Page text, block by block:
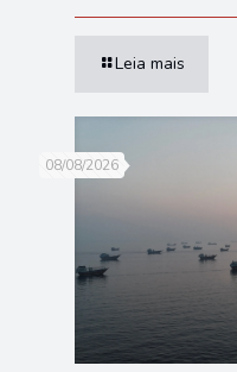
Leia mais
08/08/2026